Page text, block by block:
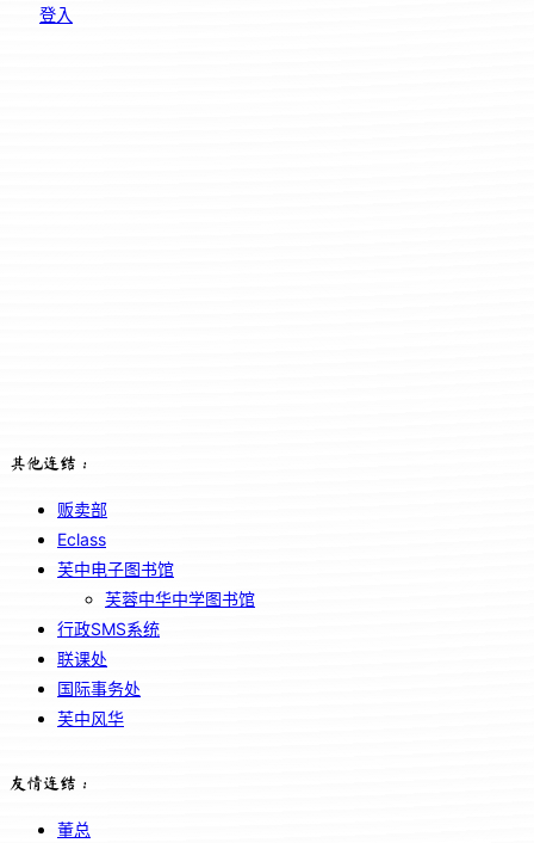
登入
其他连结：
贩卖部
Eclass
芙中电子图书馆
芙蓉中华中学图书馆
行政SMS系统
联课处
国际事务处
芙中风华
友情连结：
董总